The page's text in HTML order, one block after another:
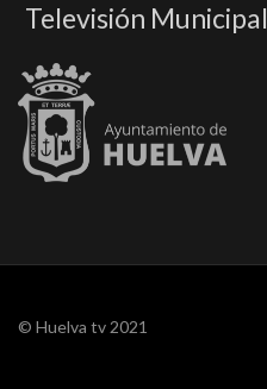
Televisión Municipal
© Huelva tv 2021